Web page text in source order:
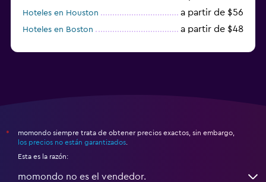
Hoteles en Houston a partir de $56
Hoteles en Boston a partir de $48
*
momondo siempre trata de obtener precios exactos, sin embargo,
los precios no están garantizados
Esta es la razón:
momondo no es el vendedor.